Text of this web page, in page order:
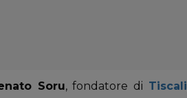
Soru, fondatore di Tiscali